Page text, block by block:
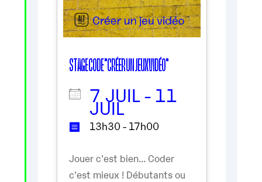
STAGE CODE "CRÉER UN JEUX VIDÉO"
7 JUIL - 11
JUIL
13h30 - 17h00
Jouer c'est bien... Coder
c'est mieux ! Débutants ou